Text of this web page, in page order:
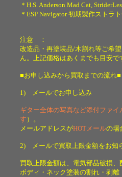
＊H.S. Anderson Mad Cat,
＊ESP Navigator 初期製作ストラ
注意 ：
改造品・再塗装品/木割れ等ご希
ん。上記価格はあくまでも目安で
■お申し込みから買取までの流れ■
1) メールでお申し込み
ギター全体の写真など添付ファ
す ）。
メールアドレスがHOTメールの場
2) メールで買取上限金額をお知
買取上限金額は、電気部品破損
ボディ・ネック塗装の割れ・剥